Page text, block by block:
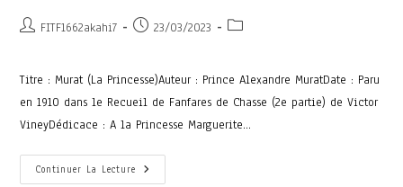
FITF1662akahi7 23/03/2023
Titre : Murat (La Princesse)Auteur : Prince Alexandre MuratDate : Paru
en 1910 dans le Recueil de Fanfares de Chasse (2e partie) de Victor
VineyDédicace : A la Princesse Marguerite…
Continuer La Lecture